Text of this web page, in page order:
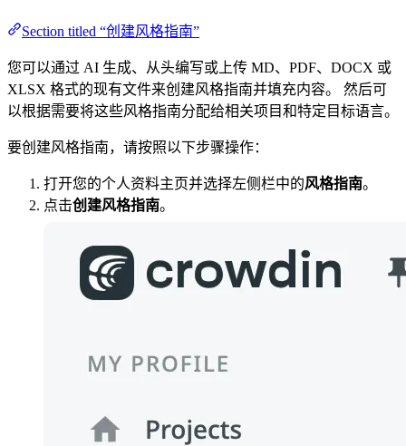
Section titled “创建风格指南”
您可以通过 AI 生成、从头编写或上传 MD、PDF、DOCX 或
XLSX 格式的现有文件来创建风格指南并填充内容。 然后可
以根据需要将这些风格指南分配给相关项目和特定目标语言。
要创建风格指南，请按照以下步骤操作：
打开您的个人资料主页并选择左侧栏中的风格指南。
点击创建风格指南。